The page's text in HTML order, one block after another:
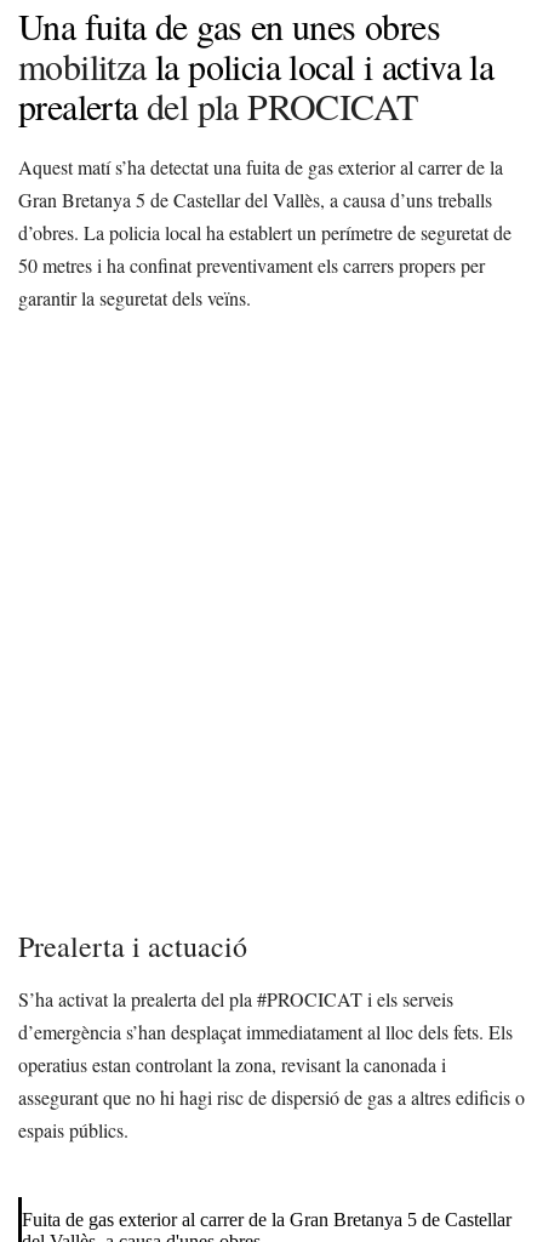
Una fuita de gas en unes obres
mobilitzala policia local i activa la
prealertadel pla PROCICAT
Aquest matí s’ha detectat una fuita de gas exterior al carrer de la
Gran Bretanya 5 de Castellar del Vallès, a causa d’uns treballs
d’obres. La policia local ha establert un perímetre de seguretat de
50 metres i ha confinat preventivament els carrers propers per
garantir la seguretat dels veïns.
Prealerta i actuació
S’ha activat la prealerta del pla #PROCICAT i els serveis
d’emergència s’han desplaçat immediatament al lloc dels fets. Els
operatius estan controlant la zona, revisant la canonada i
assegurant que no hi hagi risc de dispersió de gas a altres edificis o
espais públics.
Fuita de gas exterior al carrer de la Gran Bretanya 5 de Castellar